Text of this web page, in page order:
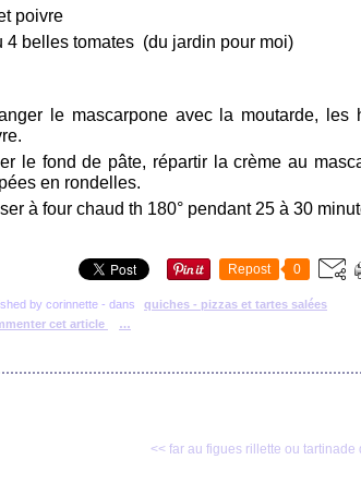
poivre
4 belles tomates (du jardin pour moi)
le mascarpone avec la moutarde,
le fond de pâte, répartir la crème au
en rondelles.
à four chaud th 180° pendant 25 à 30
Repost 0
by corinnette - dans
quiches - pizzas et tartes salées
cet article
…
<< far au figues rillette ou tartinade